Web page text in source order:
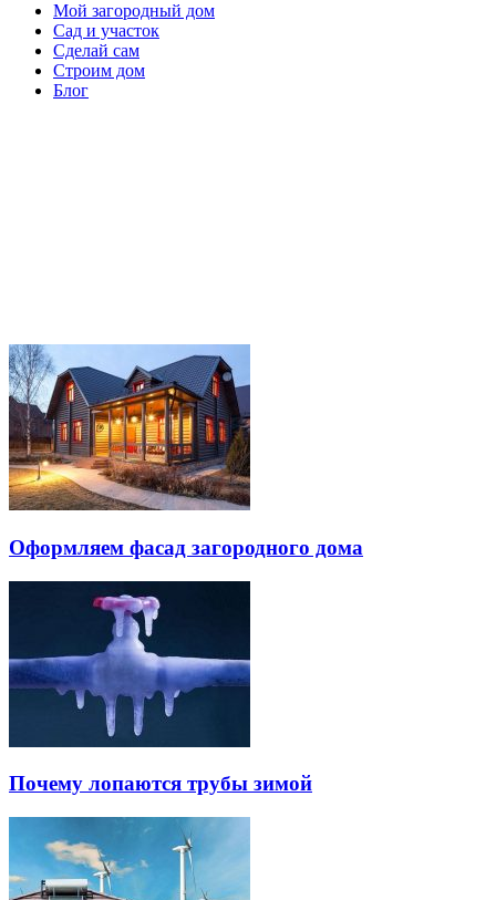
Мой загородный дом
Сад и участок
Сделай сам
Строим дом
Блог
Оформляем фасад загородного дома
Почему лопаются трубы зимой